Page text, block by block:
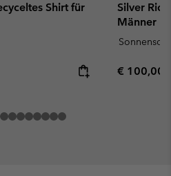
Shirt für
Silver
Männer
Regular
€ 100,00